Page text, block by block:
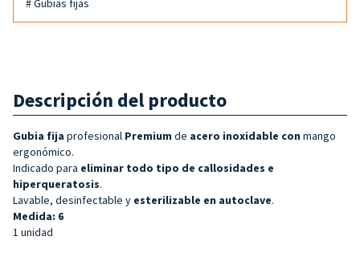
Descripción del producto
Gubia fija profesional Premium de acero inoxidable con mango
ergonómico.
Indicado para eliminar todo tipo de callosidades e
hiperqueratosis.
Lavable, desinfectable y esterilizable en autoclave.
Medida: 6
1 unidad